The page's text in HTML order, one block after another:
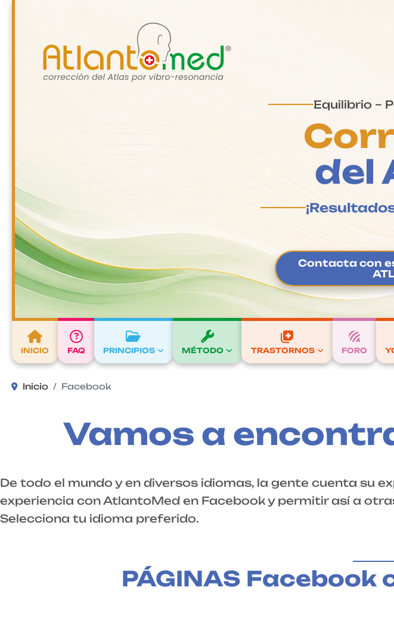
Equilibrio –
del
Contacta con
INICIO FAQ PRINCIPIOS MÉTODO TRASTORNOS FORO
Inicio Facebook
Vamos a
De todo el mundo y en diversos idiomas, la gente cuenta su
experiencia con AtlantoMed en Facebook y permitir así a
Selecciona tu idioma preferido.
PÁGINAS